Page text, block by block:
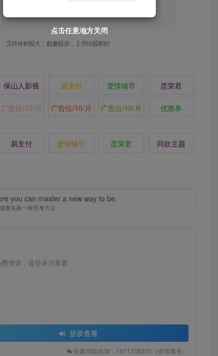
保山人影视 易支付 爱情辅导 昆荣君
广告位/10/月 广告位/10/月 广告位/10/月 优惠券
易支付 爱情辅导 昆荣君 同款主题
you can master a new way to be.
要先换一种思考方法
资源，请登录后查看
登录查看
搭建同款添加：1911258305（有偿服务）
点击任意地方关闭
点击任意地方关闭
点击任意地方关闭
点击任意地方关闭
点击任意地方关闭
点击任意地方关闭
点击任意地方关闭